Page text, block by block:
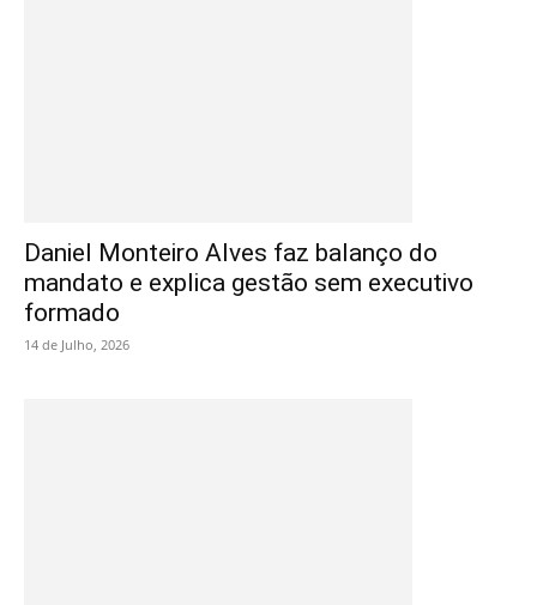
Daniel Monteiro Alves faz balanço do
mandato e explica gestão sem executivo
formado
14 de Julho, 2026